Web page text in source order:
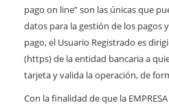
pago on line” son las únicas que
datos para la gestión de los pagos
pago, el Usuario Registrado es
(https) de la entidad bancaria a
tarjeta y valida la operación, de
Con la finalidad de que la